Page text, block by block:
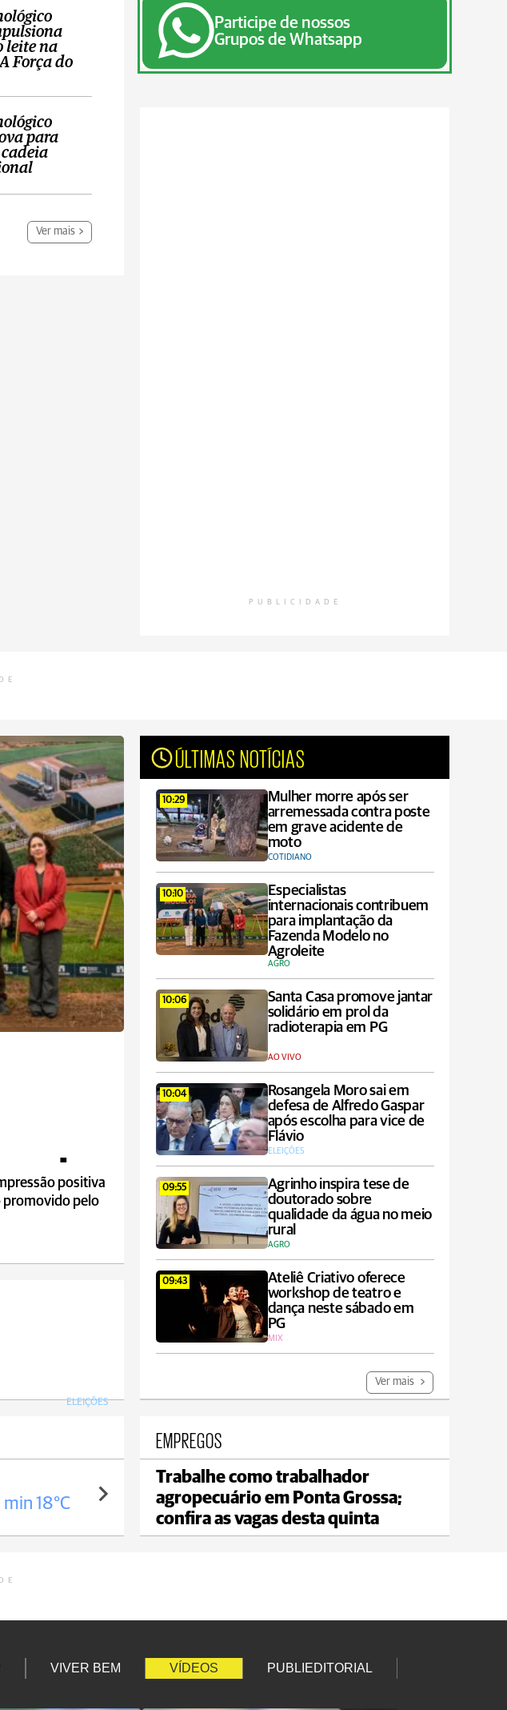
leite na
Força do
para
Ver mais
Participe de nossos
Grupos de Whatsapp
PUBLICIDADE
positiva
promovido pelo
ÚLTIMAS NOTÍCIAS
10:29
Mulher morre após ser
arremessada contra poste
em grave acidente de
moto
COTIDIANO
10:10
Especialistas
internacionais contribuem
para implantação da
Fazenda Modelo no
Agroleite
AGRO
10:06
Santa Casa promove jantar
solidário em prol da
radioterapia em PG
AO VIVO
10:04
Rosangela Moro sai em
defesa de Alfredo Gaspar
após escolha para vice de
Flávio
ELEIÇÕES
09:55
Agrinho inspira tese de
doutorado sobre
qualidade da água no meio
rural
AGRO
09:43
Ateliê Criativo oferece
workshop de teatro e
dança neste sábado em
PG
MIX
Ver mais
ELEIÇÕES
min 18°C
Carambeí
max 21°C min 18°C
EMPREGOS
Trabalhe como trabalhador
agropecuário em Ponta Grossa;
confira as vagas desta quinta
VIVER BEM VÍDEOS PUBLIEDITORIAL